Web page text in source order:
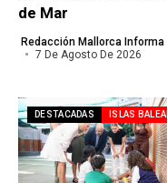
de Mar
Redacción Mallorca Informa
7 De Agosto De 2026
DESTACADAS ISLAS